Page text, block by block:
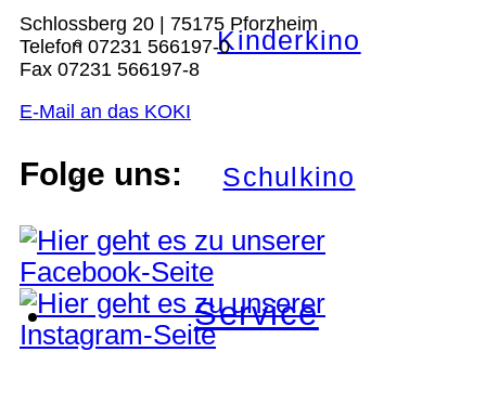
Kinderkino
Schulkino
Service
Schlossberg 20 | 75175 Pforzheim
Telefon 07231 566197-0
Fax 07231 566197-8
E-Mail an das KOKI
Folge uns: